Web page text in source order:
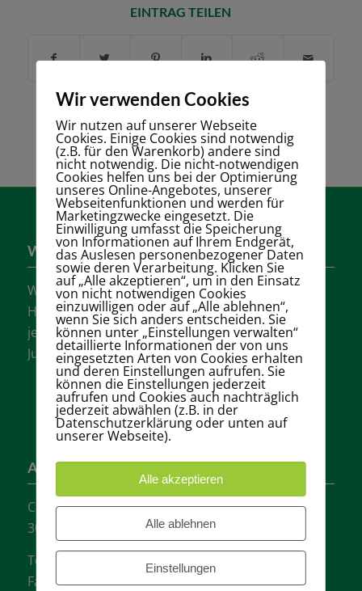
EINTRAG TEILEN
Wer sind wir?
Wir sind einer der größten Tennisvereine
Hannovers mit vielen aktiven Mannschaften in
jeder Altersklasse für Damen, Herren und
Jugendliche.
Adresse
Carl-Loges-Str.12
30657 Hannover
Tel.: + 49 511- 6046340
Fax: + 49 511- 601048
Wir verwenden Cookies
Wir nutzen auf unserer Webseite
Cookies. Einige Cookies sind notwendig
(z.B. für den Warenkorb) andere sind
nicht notwendig. Die nicht-notwendigen
Cookies helfen uns bei der Optimierung
unseres Online-Angebotes, unserer
Webseitenfunktionen und werden für
Marketingzwecke eingesetzt. Die
Einwilligung umfasst die Speicherung
von Informationen auf Ihrem Endgerät,
das Auslesen personenbezogener Daten
sowie deren Verarbeitung. Klicken Sie
auf „Alle akzeptieren“, um in den Einsatz
von nicht notwendigen Cookies
einzuwilligen oder auf „Alle ablehnen“,
wenn Sie sich anders entscheiden. Sie
können unter „Einstellungen verwalten“
detaillierte Informationen der von uns
eingesetzten Arten von Cookies erhalten
und deren Einstellungen aufrufen. Sie
können die Einstellungen jederzeit
aufrufen und Cookies auch nachträglich
jederzeit abwählen (z.B. in der
Datenschutzerklärung oder unten auf
unserer Webseite).
Alle akzeptieren
Alle ablehnen
Einstellungen